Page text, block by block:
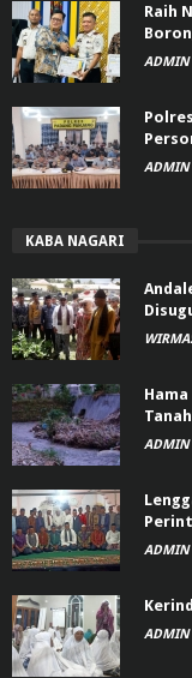
Raih
ADMIN
ADMIN
KABA NAGARI
ADMIN
ADMIN
ADMIN